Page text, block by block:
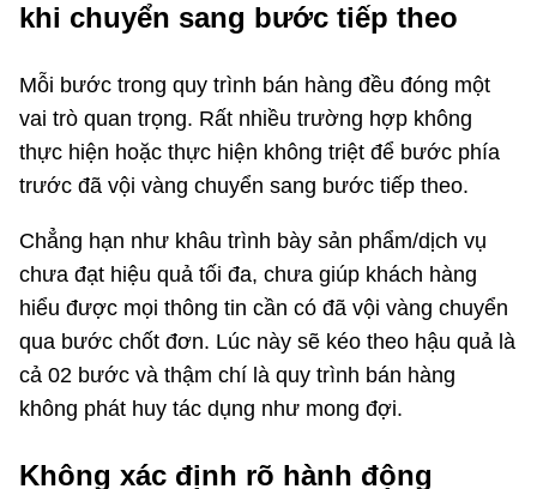
khi chuyển sang bước tiếp theo
Mỗi bước trong quy trình bán hàng đều đóng một
vai trò quan trọng. Rất nhiều trường hợp không
thực hiện hoặc thực hiện không triệt để bước phía
trước đã vội vàng chuyển sang bước tiếp theo.
Chẳng hạn như khâu trình bày sản phẩm/dịch vụ
chưa đạt hiệu quả tối đa, chưa giúp khách hàng
hiểu được mọi thông tin cần có đã vội vàng chuyển
qua bước chốt đơn. Lúc này sẽ kéo theo hậu quả là
cả 02 bước và thậm chí là quy trình bán hàng
không phát huy tác dụng như mong đợi.
Không xác định rõ hành động